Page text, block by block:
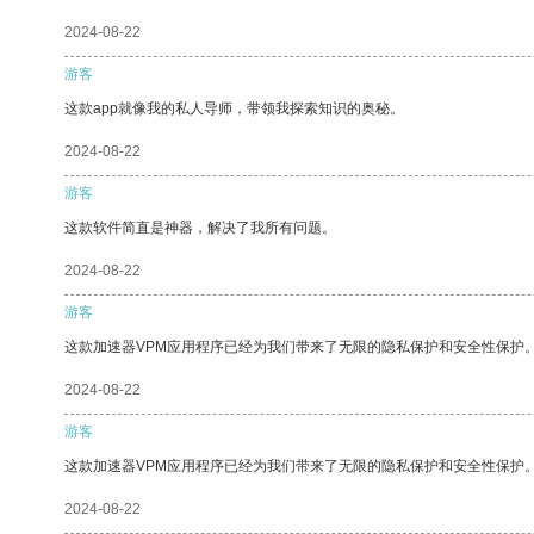
2024-08-22
游客
这款app就像我的私人导师，带领我探索知识的奥秘。
2024-08-22
游客
这款软件简直是神器，解决了我所有问题。
2024-08-22
游客
这款加速器VPM应用程序已经为我们带来了无限的隐私保护和安全性保护
2024-08-22
游客
这款加速器VPM应用程序已经为我们带来了无限的隐私保护和安全性保护
2024-08-22